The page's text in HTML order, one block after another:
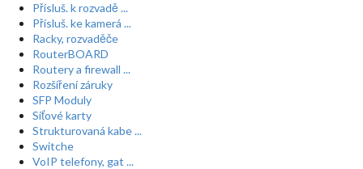
Přísluš. k rozvadě ...
Přísluš. ke kamerá ...
Racky, rozvaděče
RouterBOARD
Routery a firewall ...
Rozšíření záruky
SFP Moduly
Síťové karty
Strukturovaná kabe ...
Switche
VoIP telefony, gat ...